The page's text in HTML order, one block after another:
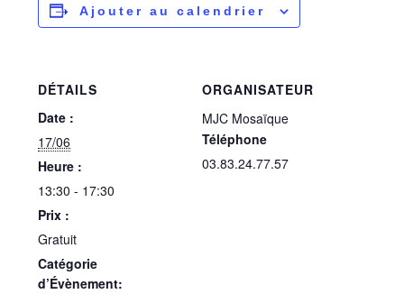
Ajouter au calendrier
DÉTAILS
Date :
17/06
Heure :
13:30 - 17:30
Prix :
Gratuit
Catégorie
d’Évènement:
ORGANISATEUR
MJC Mosaïque
Téléphone
03.83.24.77.57